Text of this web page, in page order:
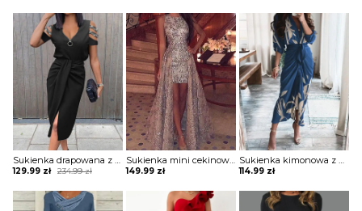
was:
239.99 zł.
is:
134.99 zł.
was:
209.99 zł.
is:
119.99 zł.
Sukienka drapowana z zamkiem i ozdobnymi paskami na ramionach
234.99zł
Original
was:
234.99 zł.
129.99 zł
Current
is:
129.99 zł.
Sukienka mini cekinowa z długą spódnicą
149.99 zł
Sukienka kimonowa z drapowaniem
114.99 zł